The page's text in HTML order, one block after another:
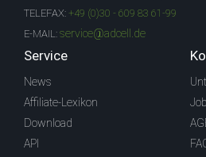
TELEFAX: +49 (0)30 - 609 83 61-99
E-MAIL: service@adcell.de
Service
News
Affiliate-Lexikon
Download
API